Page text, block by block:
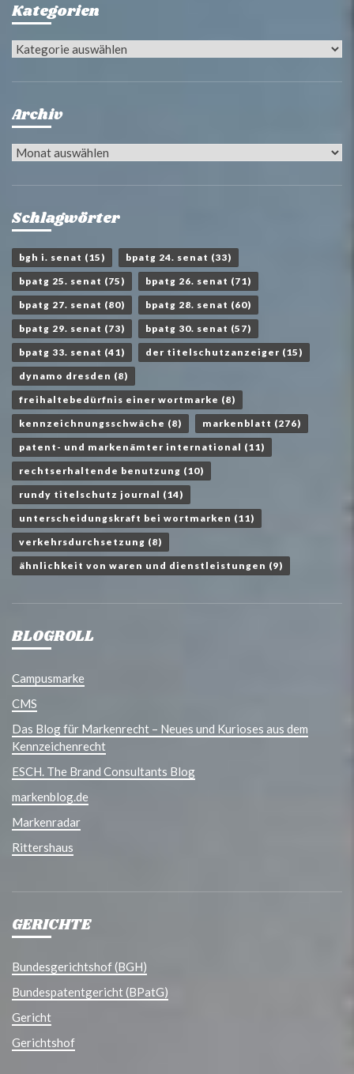
Kategorien
Kategorien
Archiv
Archiv
Schlagwörter
bgh i. senat (15) bpatg 24. senat (33)
bpatg 25. senat (75) bpatg 26. senat (71)
bpatg 27. senat (80) bpatg 28. senat (60)
bpatg 29. senat (73) bpatg 30. senat (57)
bpatg 33. senat (41) der titelschutzanzeiger (15)
dynamo dresden (8)
freihaltebedürfnis einer wortmarke (8)
kennzeichnungsschwäche (8) markenblatt (276)
patent- und markenämter international (11)
rechtserhaltende benutzung (10)
rundy titelschutz journal (14)
unterscheidungskraft bei wortmarken (11)
verkehrsdurchsetzung (8)
ähnlichkeit von waren und dienstleistungen (9)
BLOGROLL
Campusmarke
CMS
Das Blog für Markenrecht – Neues und Kurioses aus dem
Kennzeichenrecht
ESCH. The Brand Consultants Blog
markenblog.de
Markenradar
Rittershaus
GERICHTE
Bundesgerichtshof (BGH)
Bundespatentgericht (BPatG)
Gericht
Gerichtshof